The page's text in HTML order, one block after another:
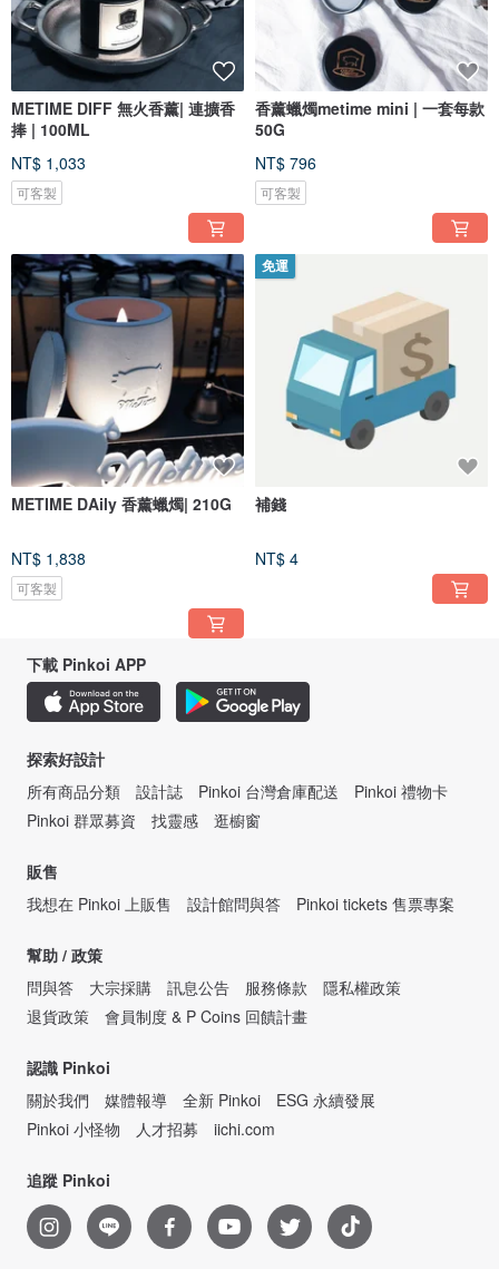
METIME DIFF 無火香薰| 連擴香
捧 | 100ML
NT$ 1,033
可客製
香薰蠟燭metime mini | 一套每款
50G
NT$ 796
可客製
METIME DAily 香薰蠟燭| 210G
NT$ 1,838
可客製
免運
補錢
NT$ 4
下載 Pinkoi APP
探索好設計
所有商品分類
設計誌 Pinkoi 台灣倉庫配送
Pinkoi 禮物卡
Pinkoi 群眾募資
找靈感 逛櫥窗
販售
我想在 Pinkoi 上販售
設計館問與答 Pinkoi tickets 售票專案
幫助 / 政策
問與答
大宗採購 訊息公告 服務條款
隱私權政策
退貨政策
會員制度 & P Coins 回饋計畫
認識 Pinkoi
關於我們
媒體報導 全新 Pinkoi
ESG 永續發展
Pinkoi 小怪物
人才招募 iichi.com
追蹤 Pinkoi